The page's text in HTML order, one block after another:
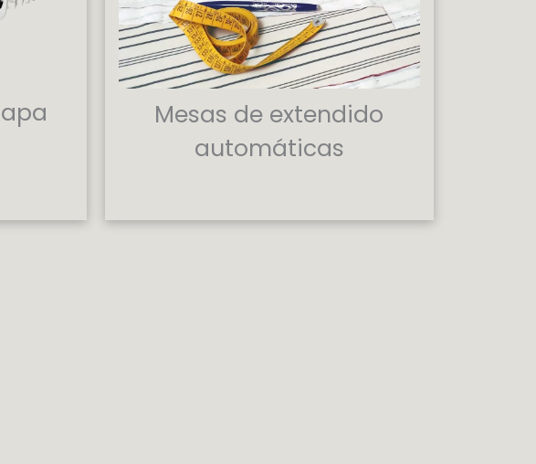
Mesas de extendido
automáticas